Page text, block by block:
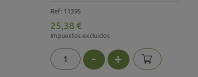
Ref: 11395
25,38 €
Impuestos excluidos
- +